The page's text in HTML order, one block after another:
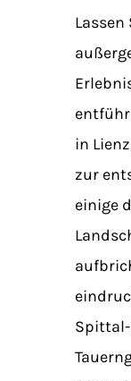
Lassen
in
zur
einige